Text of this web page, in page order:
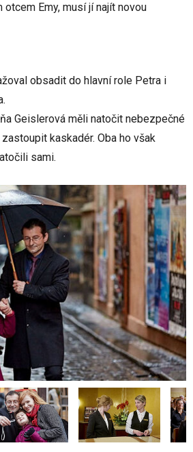
Emy, musí jí najít novou
obsadit do hlavní role Petra i
Geislerová měli natočit nebezpečné
kaskadér. Oba ho však
sami.